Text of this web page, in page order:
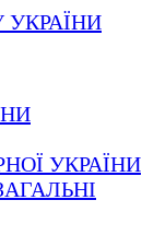
УКРАЇНИ